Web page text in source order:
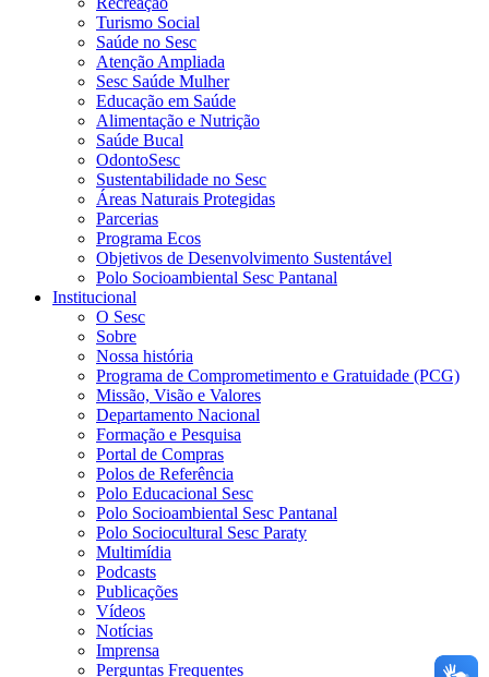
Turismo Social
Saúde no Sesc
Atenção Ampliada
Sesc Saúde Mulher
Educação em Saúde
Alimentação e Nutrição
Saúde Bucal
OdontoSesc
Sustentabilidade no Sesc
Áreas Naturais Protegidas
Parcerias
Programa Ecos
Objetivos de Desenvolvimento Sustentável
Polo Socioambiental Sesc Pantanal
Institucional
O Sesc
Sobre
Nossa história
Programa de Comprometimento e Gratuidade (PCG)
Missão, Visão e Valores
Departamento Nacional
Formação e Pesquisa
Portal de Compras
Polos de Referência
Polo Educacional Sesc
Polo Socioambiental Sesc Pantanal
Polo Sociocultural Sesc Paraty
Multimídia
Podcasts
Publicações
Vídeos
Notícias
Imprensa
Perguntas Frequentes